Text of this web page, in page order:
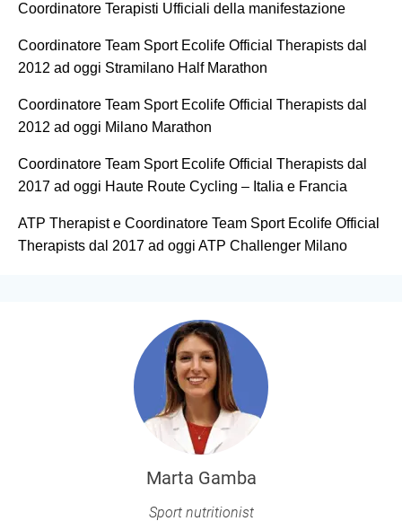
Coordinatore Terapisti Ufficiali della manifestazione
Coordinatore Team Sport Ecolife Official Therapists dal
2012 ad oggi Stramilano Half Marathon
Coordinatore Team Sport Ecolife Official Therapists dal
2012 ad oggi Milano Marathon
Coordinatore Team Sport Ecolife Official Therapists dal
2017 ad oggi Haute Route Cycling – Italia e Francia
ATP Therapist e Coordinatore Team Sport Ecolife Official
Therapists dal 2017 ad oggi ATP Challenger Milano
Marta Gamba
Sport nutritionist